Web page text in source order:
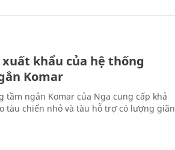
khẩu của hệ thống
Komar
tầm ngắn Komar của Nga cung cấp khả
tàu chiến nhỏ và tàu hỗ trợ có lượng giãn